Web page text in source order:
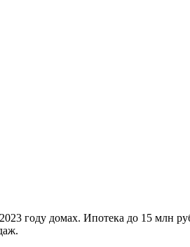
году домах. Ипотека до 15 млн